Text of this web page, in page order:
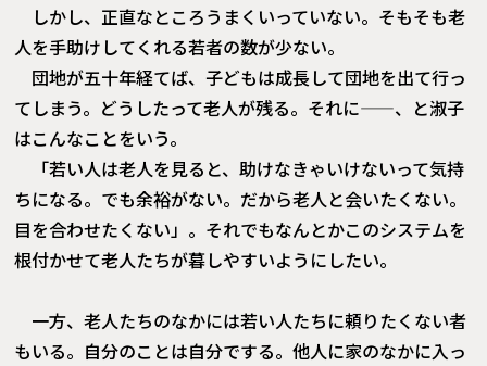
しかし、正直なところうまくいっていない。そもそも老
人を手助けしてくれる若者の数が少ない。
団地が五十年経てば、子どもは成長して団地を出て行っ
てしまう。どうしたって老人が残る。それに——、と淑子
はこんなことをいう。
「若い人は老人を見ると、助けなきゃいけないって気持
ちになる。でも余裕がない。だから老人と会いたくない。
目を合わせたくない」。それでもなんとかこのシステムを
根付かせて老人たちが暮しやすいようにしたい。
一方、老人たちのなかには若い人たちに頼りたくない者
もいる。自分のことは自分でする。他人に家のなかに入っ